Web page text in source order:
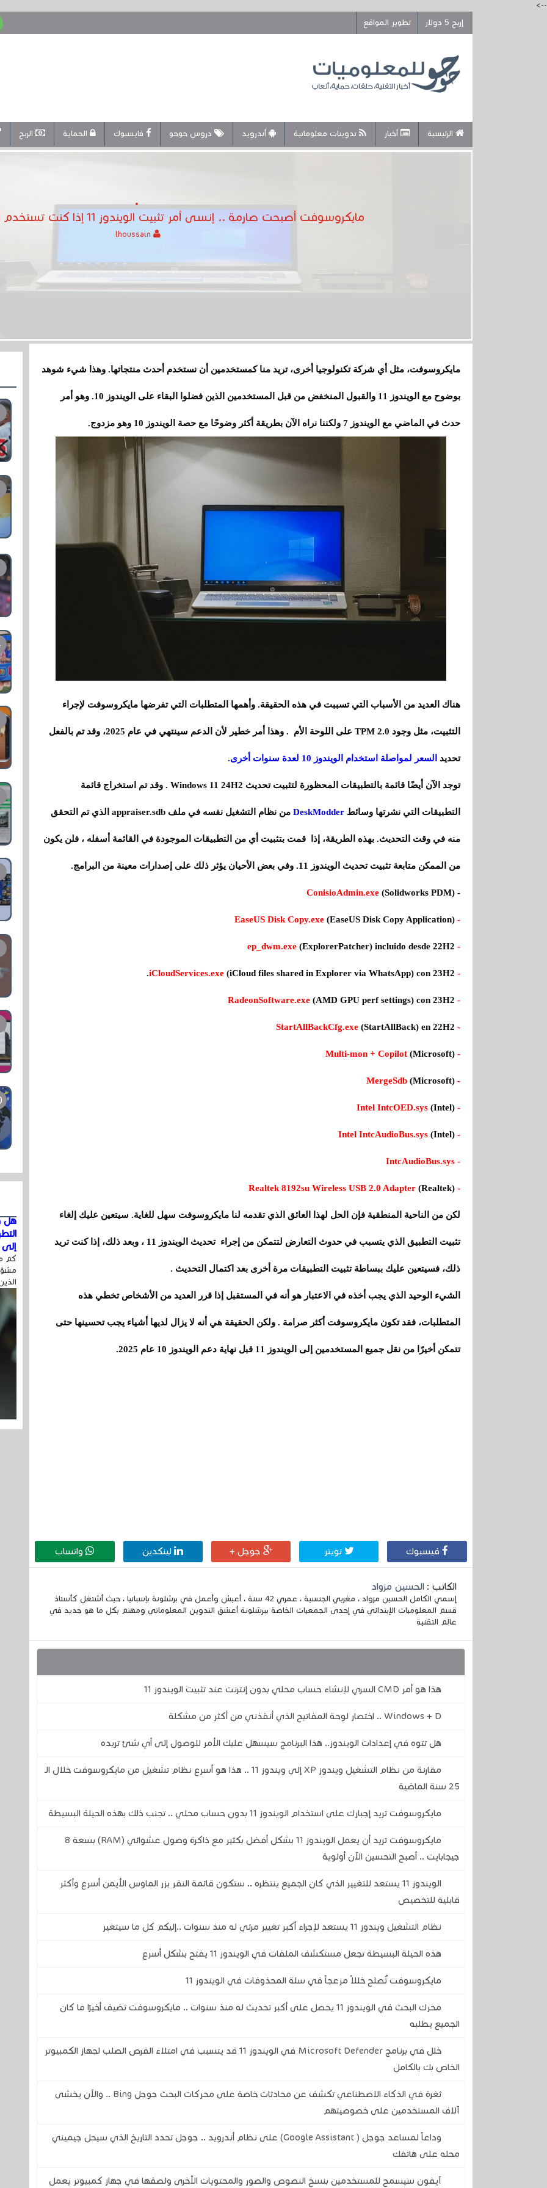
-->
إربح 5 دولار
تطوير المواقع
الرئيسية أخبار تدوينات معلوماتية أندرويد دروس حوحو فايسبوك الحماية الربح
مايكروسوفت أصبحت صارمة .. إنسى أمر تثبيت الويندوز 11 إذا كنت تستخدم أحد هذه التطبيقات
مايكروسوفت، مثل أي شركة تكنولوجيا أخرى، تريد منا كمستخدمين أن نستخدم أحدث منتجاتها. وهذا شيء شوهد
بوضوح مع الويندوز 11 والقبول المنخفض من قبل المستخدمين الذين فضلوا البقاء على الويندوز 10. وهو أمر
حدث في الماضي مع الويندوز 7 ولكننا نراه الآن بطريقة أكثر وضوحًا مع حصة الويندوز 10 وهو مزدوج.
هناك العديد من الأسباب التي تسببت في هذه الحقيقة. وأهمها المتطلبات التي تفرضها مايكروسوفت لإجراء
التثبيت، مثل وجود TPM 2.0 على اللوحة الأم . وهذا أمر خطير لأن الدعم سينتهي في عام 2025، وقد تم بالفعل
تحديد السعر لمواصلة استخدام الويندوز 10 لعدة سنوات أخرى .
توجد الآن أيضًا قائمة بالتطبيقات المحظورة لتثبيت تحديث Windows 11 24H2 . وقد تم استخراج قائمة
التطبيقات التي نشرتها وسائط DeskModder من نظام التشغيل نفسه في ملف appraiser.sdb الذي تم التحقق
منه في وقت التحديث. بهذه الطريقة، إذا قمت بتثبيت أي من التطبيقات الموجودة في القائمة أسفله ، فلن يكون
من الممكن متابعة تثبيت تحديث الويندوز 11. وفي بعض الأحيان يؤثر ذلك على إصدارات معينة من البرامج.
-
ConisioAdmin.exe (Solidworks PDM)
- EaseUS Disk Copy.exe
(EaseUS Disk Copy Application)
- ep_dwm.exe
(ExplorerPatcher) incluido desde 22H2
- iCloudServices.exe
(iCloud files shared in Explorer via WhatsApp) con 23H2.
- RadeonSoftware.exe
(AMD GPU perf settings) con 23H2
- StartAllBackCfg.exe
(StartAllBack) en 22H2
- Multi-mon + Copilot
(Microsoft)
- MergeSdb
(Microsoft)
- Intel IntcOED.sys
(Intel)
- Intel IntcAudioBus.sys
(Intel)
- IntcAudioBus.sys
- Realtek 8192su Wireless USB 2.0 Adapter
(Realtek)
لكن من الناحية المنطقية فإن الحل لهذا العائق الذي تقدمه لنا مايكروسوفت سهل للغاية. سيتعين عليك إلغاء
تثبيت التطبيق الذي يتسبب في حدوث التعارض لتتمكن من إجراء تحديث الويندوز 11 ، وبعد ذلك، إذا كنت تريد
ذلك، فسيتعين عليك ببساطة تثبيت التطبيقات مرة أخرى بعد اكتمال التحديث .
الشيء الوحيد الذي يجب أخذه في الاعتبار هو أنه في المستقبل إذا قرر العديد من الأشخاص تخطي هذه
المتطلبات، فقد تكون مايكروسوفت أكثر صرامة . ولكن الحقيقة هي أنه لا يزال لديها أشياء يجب تحسينها حتى
تتمكن أخيرًا من نقل جميع المستخدمين إلى الويندوز 11 قبل نهاية دعم الويندوز 10 عام 2025.
فيسبوك تويتر جوجل + لينكدين واتساب
الكاتب : الحسين مزواد
إسمي الكامل الحسين مزواد ، مغربي الجنسية ، عمري 42 سنة ، أعيش وأعمل في برشلونة بإسبانيا ، حيث أشتغل كأستاذ
قسم المعلوميات الإبتدائي في إحدى الجمعيات الخاصة ببرشلونة أعشق التدوين المعلوماتي ومهتم بكل ما هو جديد في
عالم التقنية
هذا هو أمر CMD السري لإنشاء حساب محلي بدون إنترنت عند تثبيت الويندوز 11
Windows + D .. اختصار لوحة المفاتيح الذي أنقذني من أكثر من مشكلة
هل تتوه في إعدادات الويندوز.. هذا البرنامج سيسهل عليك الأمر للوصول إلى أي شئ تريده
مقارنة من نظام التشغيل ويندوز XP إلى ويندوز 11 .. هذا هو أسرع نظام تشغيل من مايكروسوفت خلال الـ
25 سنة الماضية
مايكروسوفت تريد إجبارك على استخدام الويندوز 11 بدون حساب محلي .. تجنب ذلك بهذه الحيلة البسيطة
مايكروسوفت تريد أن يعمل الويندوز 11 بشكل أفضل بكثير مع ذاكرة وصول عشوائي (RAM) بسعة 8
جيجابايت .. أصبح التحسين الآن أولوية
الويندوز 11 يستعد للتغيير الذي كان الجميع ينتظره .. ستكون قائمة النقر بزر الماوس الأيمن أسرع وأكثر
قابلية للتخصيص
نظام التشغيل ويندوز 11 يستعد لإجراء أكبر تغيير مرئي له منذ سنوات ..إليكم كل ما سيتغير
هذه الحيلة البسيطة تجعل مستكشف الملفات في الويندوز 11 يفتح بشكل أسرع
مايكروسوفت تُصلح خللاً مزعجاً في سلة المحذوفات في الويندوز 11
محرك البحث في الويندوز 11 يحصل على أكبر تحديث له منذ سنوات .. مايكروسوفت تضيف أخيرًا ما كان
الجميع يطلبه
خلل في برنامج Microsoft Defender في الويندوز 11 قد يتسبب في امتلاء القرص الصلب لجهاز الكمبيوتر
الخاص بك بالكامل
ثغرة في الذكاء الاصطناعي تكشف عن محادثات خاصة على محركات البحث جوجل Bing .. والآن يخشى
آلاف المستخدمين على خصوصيتهم
وداعاً لمساعد جوجل ( Google Assistant) على نظام أندرويد .. جوجل تحدد التاريخ الذي سيحل جيميني
محله على هاتفك
آيفون سيسمح للمستخدمين بنسخ النصوص والصور والمحتويات الأخرى ولصقها في جهاز كمبيوتر يعمل
هل
إلى
كم